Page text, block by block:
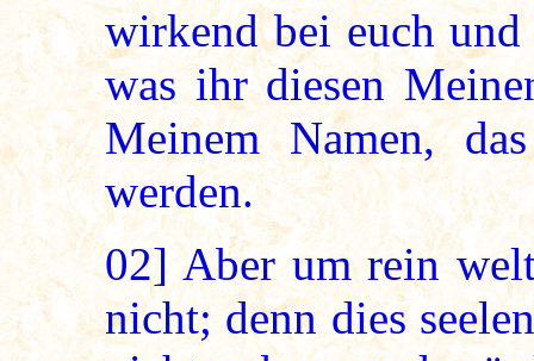
wirkend bei euch
was ihr diesen
Meinem Namen,
werden.
02] Aber um rein
nicht; denn dies